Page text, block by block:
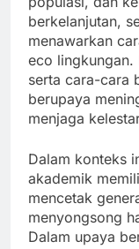
berkelanjutan,
menawarkan
eco lingkungan.
serta cara-cara
berupaya
menjaga
Dalam konteks
akademik
mencetak
menyongsong
Dalam upaya